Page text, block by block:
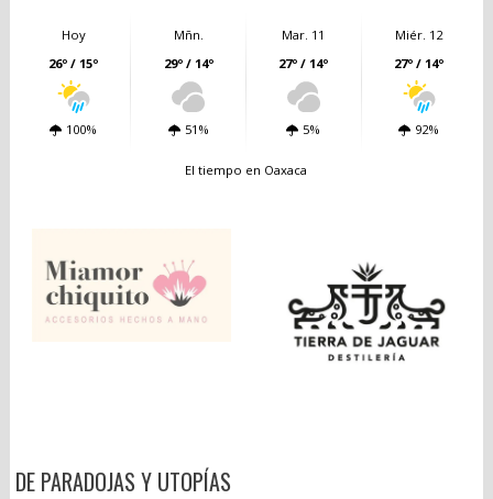
Hoy
26º / 15º
100%
Mñn.
29º / 14º
51%
Mar. 11
27º / 14º
5%
Miér. 12
27º / 14º
92%
El tiempo en Oaxaca
DE PARADOJAS Y UTOPÍAS